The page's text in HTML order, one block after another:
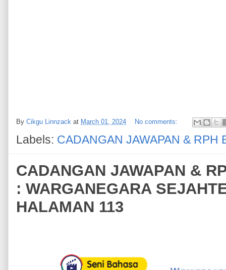
By Cikgu Linnzack at March 01, 2024 No comments:
Labels: CADANGAN JAWAPAN & RPH
CADANGAN JAWAPAN &
: WARGANEGARA
HALAMAN 113